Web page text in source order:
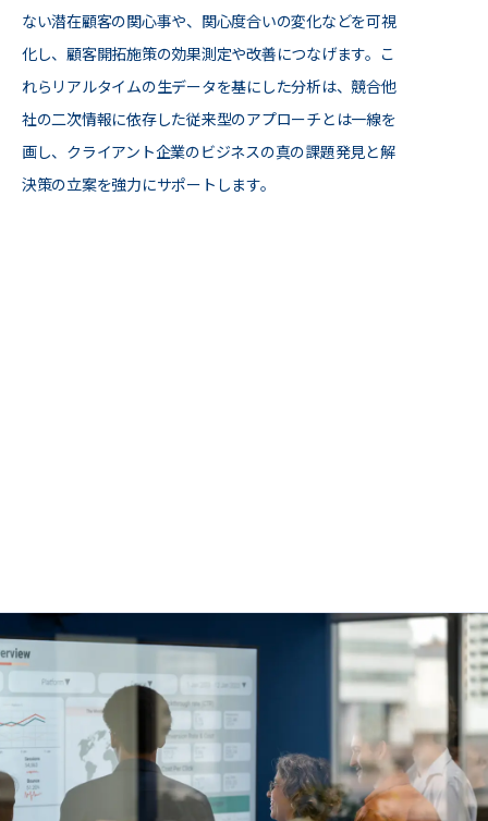
ない潜在顧客の関心事や、関心度合いの変化などを可視
化し、顧客開拓施策の効果測定や改善につなげます。こ
れらリアルタイムの生データを基にした分析は、競合他
社の二次情報に依存した従来型のアプローチとは一線を
画し、クライアント企業のビジネスの真の課題発見と解
決策の立案を強力にサポートします。